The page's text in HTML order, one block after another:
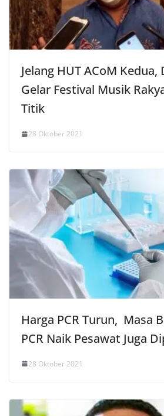
Jelang HUT ACoM Kedua,
Gelar Festival Musik
Titik
28 Oktober 2021
Harga PCR Turun, Masa
PCR Naik Pesawat Juga
28 Oktober 2021